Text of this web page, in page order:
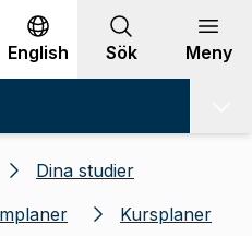
English Sök Meny
Dina studier
Kursplaner